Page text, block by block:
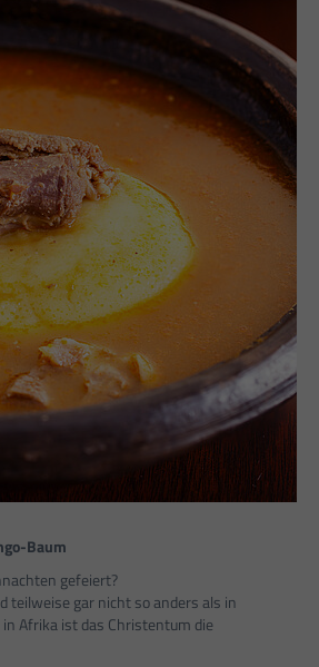
Baum
gefeiert?
teilweise gar nicht so anders als in
Afrika ist das Christentum die